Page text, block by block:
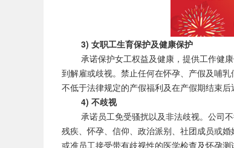
3) 女职工生育保护及健康保护
承诺保护女工权益及健康，提供工作健康
到解雇或歧视。禁止任何在怀孕、产假及哺
不低于法律规定的产假福利及在产假期结束
4) 不歧视
承诺员工免受骚扰以及非法歧视。公司不
残疾、怀孕、信仰、政治派别、社团成员或
或准员工接受带有歧视性的医学检查及怀孕测